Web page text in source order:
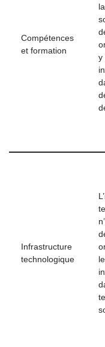
Compétences
et formation
y
Infrastructure
technologique